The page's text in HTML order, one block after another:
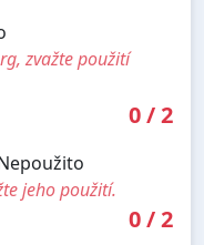
zvažte použití
0/2
jeho použití.
0/2